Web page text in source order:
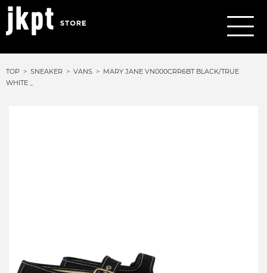
TOP SNEAKER VANS
MARY JANE VN000CRR6BT BLACK/TRUE
WHITE _